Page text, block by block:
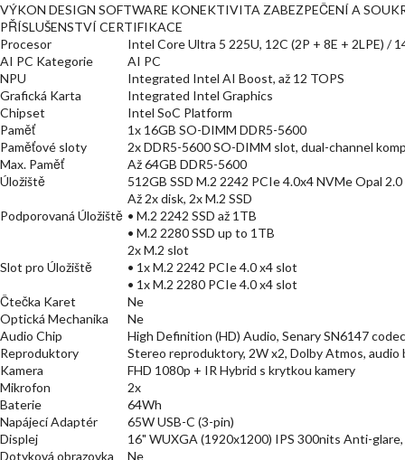
VÝKON DESIGN SOFTWARE KONEKTIVITA ZABEZPEČENÍ A
PŘÍSLUŠENSTVÍ CERTIFIKACE
Procesor
Intel Core Ultra 5 225U, 12C (2P + 8E + 2LPE) /
AI PC Kategorie
AI PC
NPU
Integrated Intel AI Boost, až 12 TOPS
Grafická Karta
Integrated Intel Graphics
Chipset
Intel SoC Platform
Paměť
1x 16GB SO-DIMM DDR5-5600
Paměťové sloty
2x DDR5-5600 SO-DIMM slot, dual-channel
Max. Paměť
Až 64GB DDR5-5600
Úložiště
512GB SSD M.2 2242 PCIe 4.0x4 NVMe Opal 2.0
Podporovaná Úložiště
Až 2x disk, 2x M.2 SSD
• M.2 2242 SSD až 1TB
• M.2 2280 SSD up to 1TB
Slot pro Úložiště
2x M.2 slot
• 1x M.2 2242 PCIe 4.0 x4 slot
• 1x M.2 2280 PCIe 4.0 x4 slot
Čtečka Karet
Ne
Optická Mechanika
Ne
Audio Chip
High Definition (HD) Audio, Senary SN6147 codec
Reproduktory
Stereo reproduktory, 2W x2, Dolby Atmos, audio
Kamera
FHD 1080p + IR Hybrid s krytkou kamery
Mikrofon
2x
Baterie
64Wh
Napájecí Adaptér
65W USB-C (3-pin)
Displej
16" WUXGA (1920x1200) IPS 300nits Anti-glare,
Dotyková obrazovka
Ne